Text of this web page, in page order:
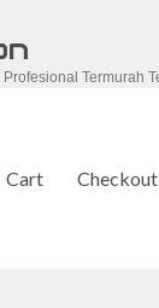
Termurah
Cart Checkout